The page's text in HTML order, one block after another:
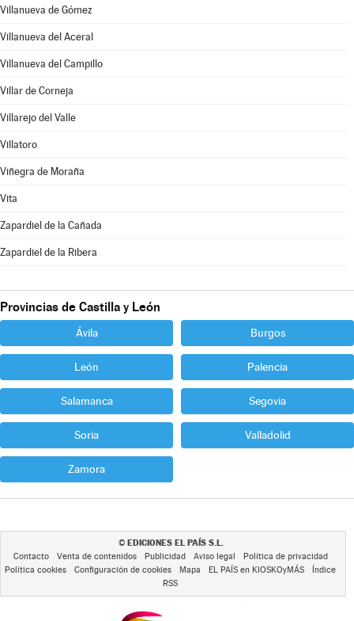
Villanueva de Gómez
Villanueva del Aceral
Villanueva del Campillo
Villar de Corneja
Villarejo del Valle
Villatoro
Viñegra de Moraña
Vita
Zapardiel de la Cañada
Zapardiel de la Ribera
Provincias de Castilla y León
Ávila Burgos
León Palencia
Salamanca Segovia
Soria Valladolid
Zamora
© EDICIONES EL PAÍS S.L.
Contacto Venta de contenidos Publicidad Aviso legal
Política de privacidad
Política cookies
Configuración de cookies Mapa EL PAÍS en KIOSKOyMÁS
Índice
RSS